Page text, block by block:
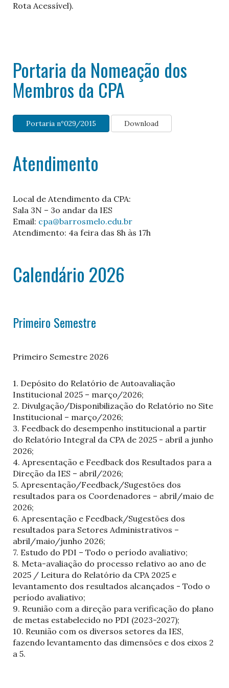
Rota Acessível).
Portaria da Nomeação dos
Membros da CPA
Portaria nº029/2015 Download
Atendimento
Local de Atendimento da CPA:
Sala 3N – 3o andar da IES
Email: cpa@barrosmelo.edu.br
Atendimento: 4a feira das 8h às 17h
Calendário 2026
Primeiro Semestre
Primeiro Semestre 2026
1. Depósito do Relatório de Autoavaliação
Institucional 2025 – março/2026;
2. Divulgação/Disponibilização do Relatório no Site
Institucional – março/2026;
3. Feedback do desempenho institucional a partir
do Relatório Integral da CPA de 2025 - abril a junho
2026;
4. Apresentação e Feedback dos Resultados para a
Direção da IES – abril/2026;
5. Apresentação/Feedback/Sugestões dos
resultados para os Coordenadores – abril/maio de
2026;
6. Apresentação e Feedback/Sugestões dos
resultados para Setores Administrativos –
abril/maio/junho 2026;
7. Estudo do PDI – Todo o período avaliativo;
8. Meta-avaliação do processo relativo ao ano de
2025 / Leitura do Relatório da CPA 2025 e
levantamento dos resultados alcançados - Todo o
período avaliativo;
9. Reunião com a direção para verificação do plano
de metas estabelecido no PDI (2023-2027);
10. Reunião com os diversos setores da IES,
fazendo levantamento das dimensões e dos eixos 2
a 5.